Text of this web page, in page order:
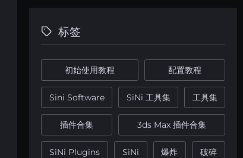
标签
初始使用教程 配置教程
Sini Software SiNi 工具集 工具集
插件合集 3ds Max 插件合集
SiNi Plugins SiNi 爆炸 破碎